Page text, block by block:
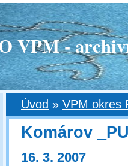
VPM -
Úvod » VPM okres
Komárov
16. 3. 2007